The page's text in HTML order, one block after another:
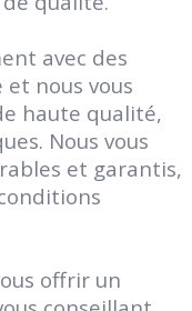
avec des
nous vous
haute qualité,
Nous vous
et garantis,
offrir un